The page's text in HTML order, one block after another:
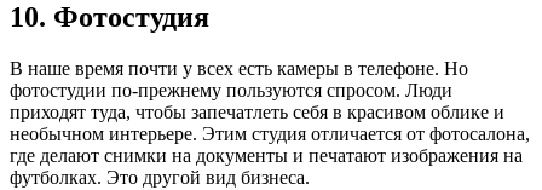
10. Фотостудия
В наше время почти у всех есть камеры в телефоне. Но
фотостудии по-прежнему пользуются спросом. Люди
приходят туда, чтобы запечатлеть себя в красивом облике и
необычном интерьере. Этим студия отличается от фотосалона,
где делают снимки на документы и печатают изображения на
футболках. Это другой вид бизнеса.